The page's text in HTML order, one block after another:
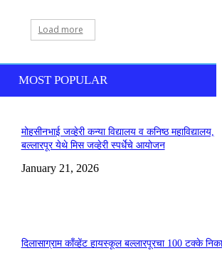
Load more
MOST POPULAR
मोहसीनभाई जव्हेरी कन्या विद्यालय व कनिष्ठ महाविद्यालय,
बल्लारपूर येथे मिस जव्हेरी स्पर्धेचे आयोजन
January 21, 2026
दिलासाग्राम काँव्हेंट हायस्कूल बल्लारपूरचा 100 टक्के